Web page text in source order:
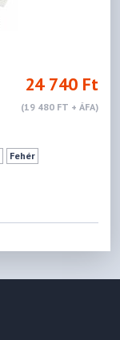
24 740 Ft
(19 480 FT + ÁFA)
Fehér